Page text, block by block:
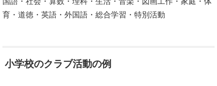
育・道徳・英語・外国語・総合学習・特別活動
小学校のクラブ活動の例